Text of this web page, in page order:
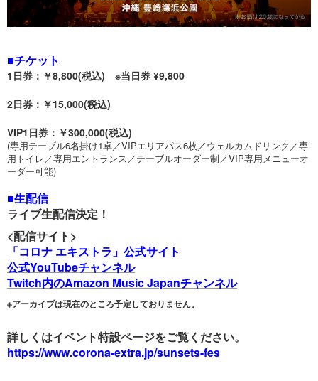
■チケット
1日券：￥8,800(税込) ※当日券 ¥9,800
2日券：￥15,000(税込)
VIP1日券：￥300,000(税込)
(専用テーブル6名掛け1卓／VIPエリアパス6枚／ウェルカムドリンク／専
用トイレ／専用エントランス／テーブルオーダー制／VIP専用メニューオ
ーダー可能)
■生配信
ライブ生配信決定！
<配信サイト>
「コロナ エキストラ」公式サイト
公式YouTubeチャンネル
Twitch内のAmazon Music Japanチャンネル
※アーカイブは現在のところ予定しておりません。
詳しくはイベント特設ページをご覧ください。
https://www.corona-extra.jp/sunsets-fes